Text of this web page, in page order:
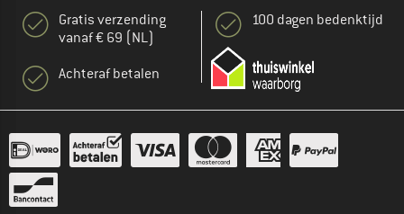
Gratis verzending
vanaf € 69 (NL)
Achteraf betalen
100 dagen bedenktijd